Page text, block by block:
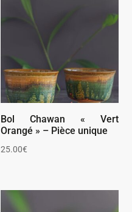
Bol Chawan « Vert
Orangé » – Pièce unique
25.00€